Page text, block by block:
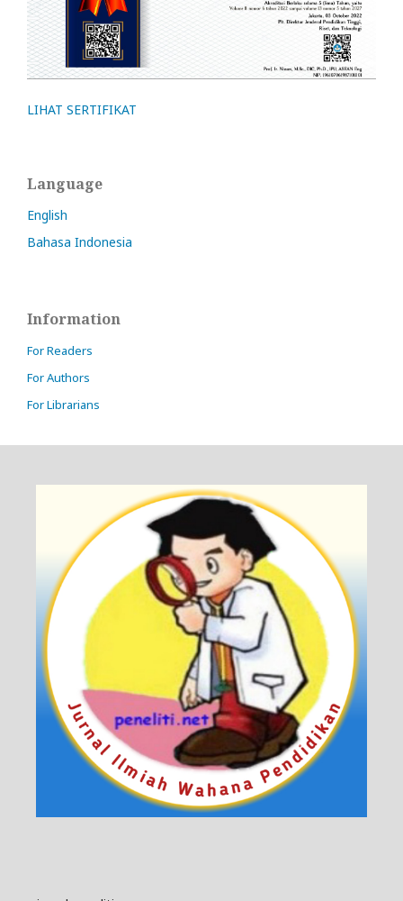
LIHAT SERTIFIKAT
Language
English
Bahasa Indonesia
Information
For Readers
For Authors
For Librarians